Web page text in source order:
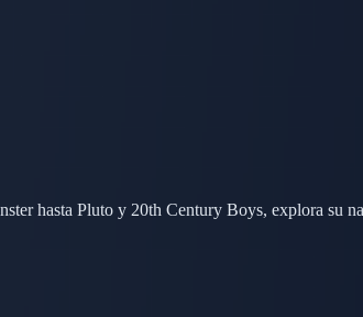
hasta Pluto y 20th Century Boys, explora su